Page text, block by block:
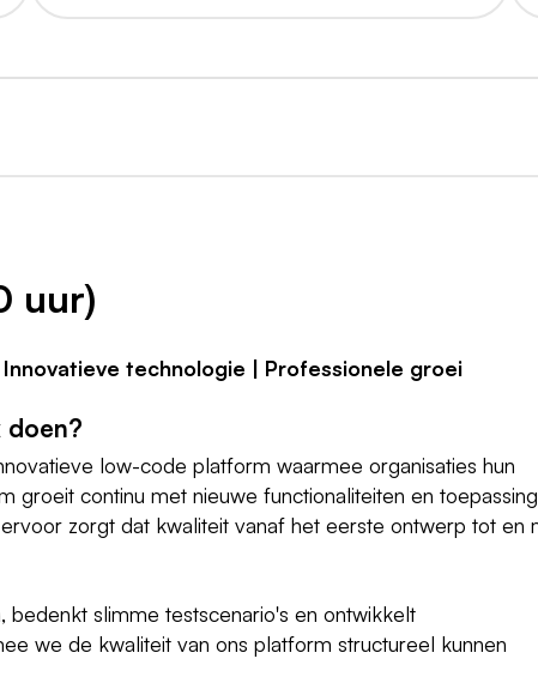
uur)
technologie | Professionele groei
doen?
low-code platform waarmee organisaties hun
groeit continu met nieuwe functionaliteiten en
zorgt dat kwaliteit vanaf het eerste ontwerp tot en
bedenkt slimme testscenario's en ontwikkelt
we de kwaliteit van ons platform structureel kunnen